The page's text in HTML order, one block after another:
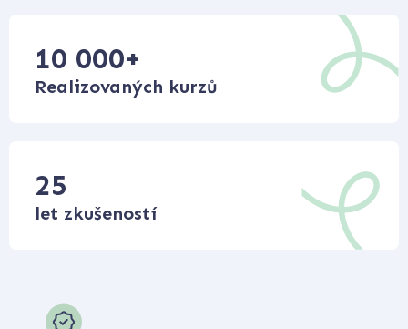
10 000+
Realizovaných kurzů
25
let zkušeností